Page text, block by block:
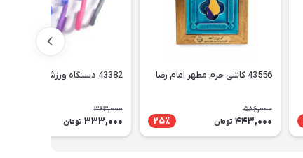
43556 کاشی حرم مطهر امام رضا
586,000
443,000 تومان 25٪
43382 دستگاه ورزشی همه کاره
393,000
333,000 تومان